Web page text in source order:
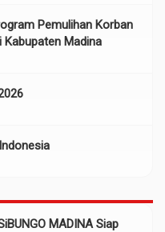
Pemulihan Korban
Kabupaten Madina
MADINA Siap